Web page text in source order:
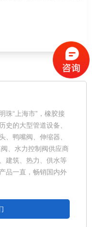
珠“上海市”，橡胶接
史的大型管道设备、
、鸭嘴阀、伸缩器、
、水力控制阀供应商
建筑、热力、供水等
品一直，畅销国内外